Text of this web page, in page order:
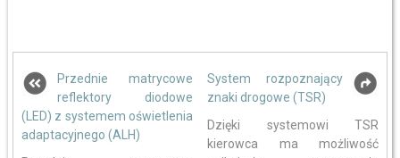
Przednie matrycowe
reflektory diodowe
(LED) z systemem oświetlenia
adaptacyjnego (ALH)
System rozpoznający
znaki drogowe (TSR)
Dzięki systemowi TSR
kierowca ma możliwość